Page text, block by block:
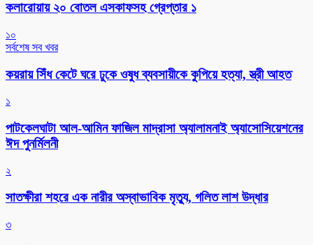
কলারোয়ায় ২০ বোতল এসকাফসহ গ্রেপ্তার ১
১০
সর্বশেষ সব খবর
কয়রায় সিঁধ কেটে ঘরে ঢুকে ওষুধ ব্যবসায়ীকে কুপিয়ে হত্যা, স্ত্রী আহত
১
পাটকেলঘাটা আল-আমিন ফাজিল মাদ্রাসা অ্যালামনাই অ্যাসোসিয়েশনের
ঈদ পুনর্মিলনী
২
সাতক্ষীরা শহরে এক নারীর অস্বাভাবিক মৃত্যু, গলিত লাশ উদ্ধার
৩